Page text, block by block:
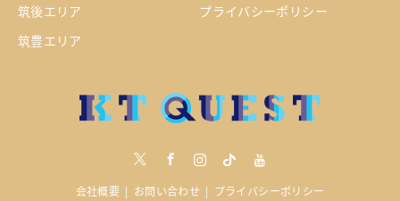
筑後エリア
筑豊エリア
プライバシーポリシー
Instagramtiktock youtube
会社概要 お問い合わせ プライバシーポリシー